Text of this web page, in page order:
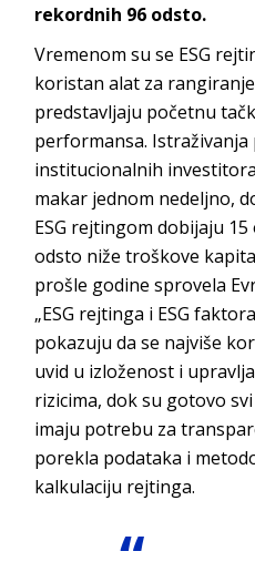
rekordnih 96 odsto.
Vremenom su se ESG
koristan alat za
predstavljaju početnu
performansa. Istraživanja
institucionalnih
makar jednom nedeljno,
ESG rejtingom dobijaju
odsto niže troškove
prošle godine sprovela
„ESG rejtinga i ESG
pokazuju da se najviše
uvid u izloženost i
rizicima, dok su gotovo
imaju potrebu za
porekla podataka i
kalkulaciju rejtinga.